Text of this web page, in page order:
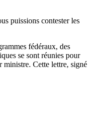
puissions contester les
fédéraux, des
se sont réunies pour
ministre. Cette lettre, signé